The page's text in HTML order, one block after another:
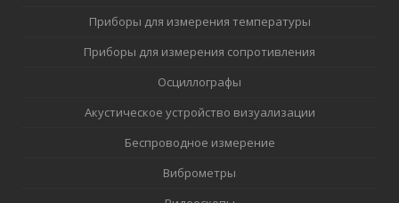
Приборы для измерения температуры
Приборы для измерения сопротивления
Осциллографы
Акустическое устройство визуализации
Беспроводное измерение
Виброметры